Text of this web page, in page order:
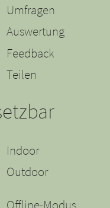
Umfragen
Auswertung
Feedback
Teilen
Indoor
Outdoor
Offline-Modus